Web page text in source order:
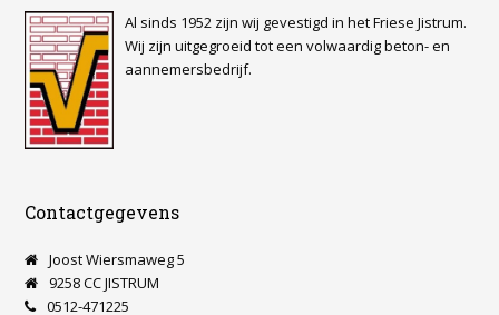
Al sinds 1952 zijn wij gevestigd in het Friese Jistrum.
Wij zijn uitgegroeid tot een volwaardig beton- en
aannemersbedrijf.
Contactgegevens
Joost Wiersmaweg 5
9258 CC JISTRUM
0512-471225